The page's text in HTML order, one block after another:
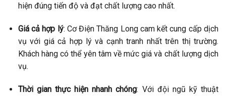
hiện đúng tiến độ và đạt chất lượng cao nhất.
Giá cả hợp lý: Cơ Điện Thăng Long cam kết cung cấp dịch
vụ với giá cả hợp lý và cạnh tranh nhất trên thị trường.
Khách hàng có thể yên tâm về mức giá và chất lượng dịch
vụ.
Thời gian thực hiện nhanh chóng: Với đội ngũ kỹ thuật